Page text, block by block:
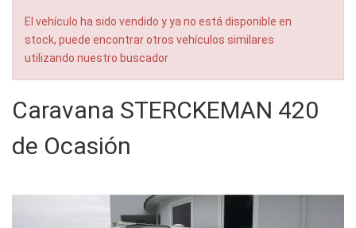
El vehículo ha sido vendido y ya no está disponible en
stock, puede encontrar otros vehículos similares
utilizando nuestro buscador
Caravana STERCKEMAN 420
de Ocasión